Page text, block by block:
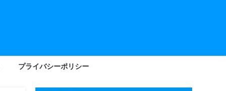
プライバシーポリシー